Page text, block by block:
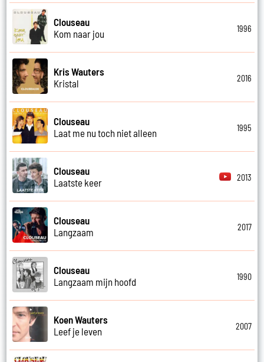
Clouseau
Kom naar jou
1996
Kris Wauters
Kristal
2016
Clouseau
Laat me nu toch niet alleen
1995
Clouseau
Laatste keer
2013
Clouseau
Langzaam
2017
Clouseau
Langzaam mijn hoofd
1990
Koen Wauters
Leef je leven
2007